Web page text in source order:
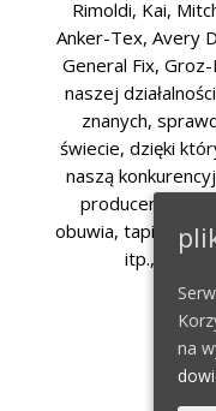
Rimoldi, Kai,
Anker-Tex, Avery
General Fix,
naszej
znanych,
świecie, dzięki
naszą
producenci
obuwia, tapicerki
itp., jak
na